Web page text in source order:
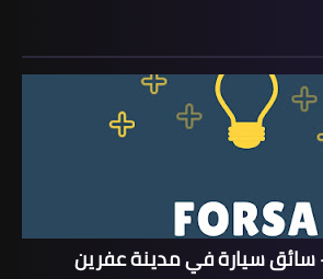
سيارة في مدينة عفرين